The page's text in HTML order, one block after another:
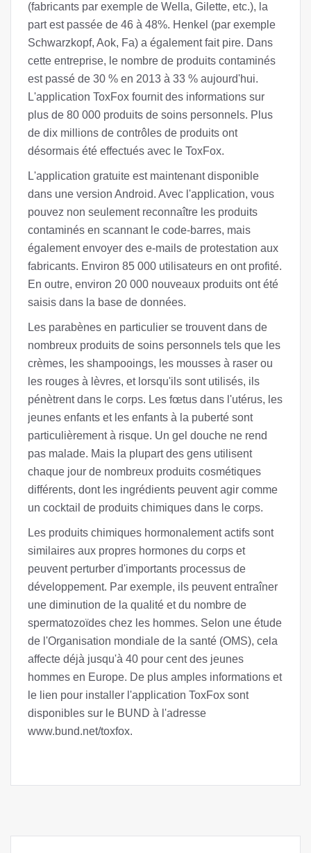
(fabricants par exemple de Wella, Gilette, etc.), la
part est passée de 46 à 48%. Henkel (par exemple
Schwarzkopf, Aok, Fa) a également fait pire. Dans
cette entreprise, le nombre de produits contaminés
est passé de 30 % en 2013 à 33 % aujourd'hui.
L'application ToxFox fournit des informations sur
plus de 80 000 produits de soins personnels. Plus
de dix millions de contrôles de produits ont
désormais été effectués avec le ToxFox.
L'application gratuite est maintenant disponible
dans une version Android. Avec l'application, vous
pouvez non seulement reconnaître les produits
contaminés en scannant le code-barres, mais
également envoyer des e-mails de protestation aux
fabricants. Environ 85 000 utilisateurs en ont profité.
En outre, environ 20 000 nouveaux produits ont été
saisis dans la base de données.
Les parabènes en particulier se trouvent dans de
nombreux produits de soins personnels tels que les
crèmes, les shampooings, les mousses à raser ou
les rouges à lèvres, et lorsqu'ils sont utilisés, ils
pénètrent dans le corps. Les fœtus dans l'utérus, les
jeunes enfants et les enfants à la puberté sont
particulièrement à risque. Un gel douche ne rend
pas malade. Mais la plupart des gens utilisent
chaque jour de nombreux produits cosmétiques
différents, dont les ingrédients peuvent agir comme
un cocktail de produits chimiques dans le corps.
Les produits chimiques hormonalement actifs sont
similaires aux propres hormones du corps et
peuvent perturber d'importants processus de
développement. Par exemple, ils peuvent entraîner
une diminution de la qualité et du nombre de
spermatozoïdes chez les hommes. Selon une étude
de l'Organisation mondiale de la santé (OMS), cela
affecte déjà jusqu'à 40 pour cent des jeunes
hommes en Europe. De plus amples informations et
le lien pour installer l'application ToxFox sont
disponibles sur le BUND à l'adresse
www.bund.net/toxfox.